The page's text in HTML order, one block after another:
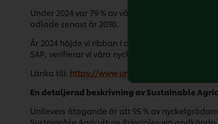
Under 2024 var 79 % av våra 12 nyckelgrödor
odlade senast år 2030.
År 2024 höjde vi ribban i och med att vi
SAP, verifierar vi våra nyckelgrödor som
Länka till: https://www.unilever.com/files/
En detaljerad beskrivning av Sustainable
Unilevers åtagande är att 95 % av